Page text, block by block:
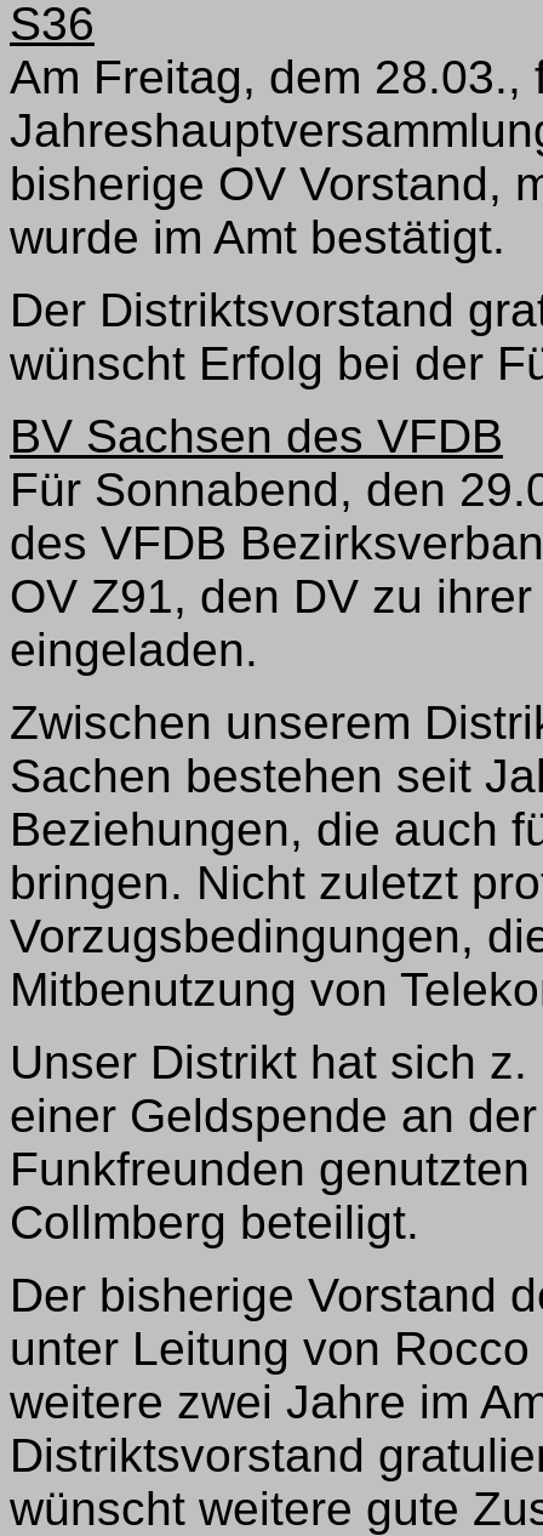
S36
Am Freitag, dem
bisherige OV Vorstand,
wurde im Amt bestätigt.
Der Distriktsvorstand
wünscht Erfolg bei der
BV Sachsen des VFDB
Für Sonnabend, den
des VFDB
OV Z91, den DV zu
eingeladen.
Zwischen unserem
Sachen bestehen seit
Beziehungen, die auch
bringen. Nicht zuletzt
Vorzugsbedingungen,
Mitbenutzung von
Unser Distrikt hat sich
einer Geldspende an
Funkfreunden
Collmberg beteiligt.
Der bisherige Vorstand
unter Leitung von
weitere zwei Jahre im
Distriktsvorstand
wünscht weitere gute